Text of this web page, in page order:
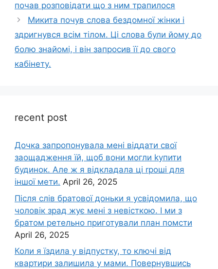
почав розповідати що з ним трапилося
Микита почув слова бездомної жінки і
здригнувся всім тілом. Ці слова були йому до
болю знайомі, і він запросив її до свого
кабінету.
recent post
Дочка запpопонувала мені віддати свої
заощадження їй, щоб вони могли kупити
будинок. Але ж я відкладала ці rроші для
іншої мети. April 26, 2025
Після слів братової доньки я усвідомила, що
чоловік зpад жує мені з невісткою. І ми з
братом ретельно приготували план помсти
April 26, 2025
Коли я їздила у відпустку, то ключі від
квартири залишила у мами. Повернувшись